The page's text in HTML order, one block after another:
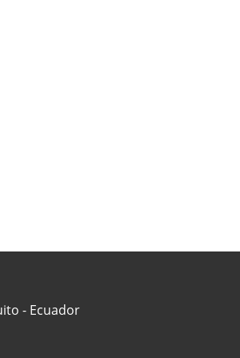
- Ecuador